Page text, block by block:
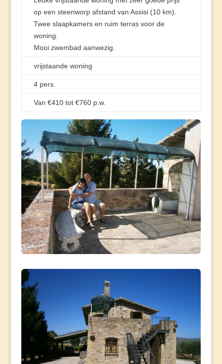
op een steenworp afstand van Assisi (10 km).
Twee slaapkamers en ruim terras voor de
woning.
Mooi zwembad aanwezig.
vrijstaande woning
4 pers.
Van €410 tot €760 p.w.